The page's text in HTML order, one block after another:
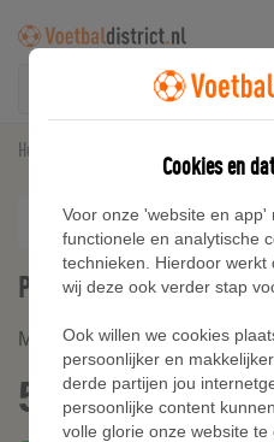
Home
PUMA Suede Classics
Merk:Puma
59,95 gratis verzending
Cookies en
Voor onze 'website en app'
functionele en analytische
technieken. Hierdoor
wij deze ook verder stap
Ook willen we cookies
persoonlijker en
derde partijen jou
persoonlijke content
volle glorie onze website